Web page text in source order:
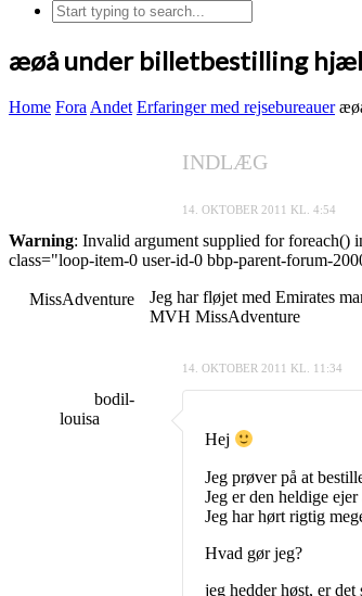
æøå under billetbestilling
Home Fora Andet Erfaringer med rejsebureauer
INDLÆG
14. OKTOBER 2011 KL. 4:54
Warning: Invalid argument supplied for foreach()
class="loop-item-0 user-id-0 bbp-parent-forum-
MissAdventure
Jeg har fløjet med Emirates
MVH MissAdventure
14. OKTOBER 2011 KL. 11:34
bodil-
louisa
Hej
Jeg prøver på at
Jeg er den heldige
Jeg har hørt rigtig
Hvad gør jeg?
jeg hedder høst, er det